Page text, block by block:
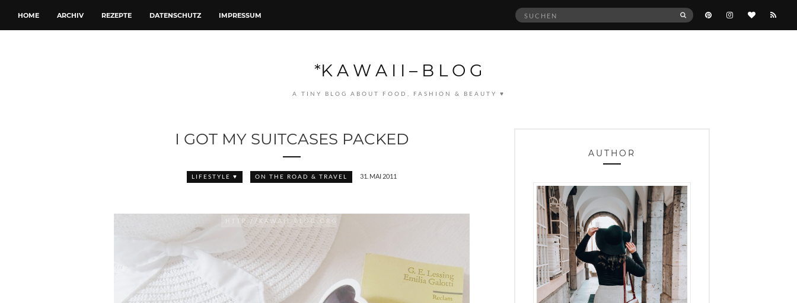
HOME ARCHIV REZEPTE DATENSCHUTZ IMPRESSUM
Suche
SUCHEN
*K A W A I I – B L O G
A TINY BLOG ABOUT FOOD, FASHION & BEAUTY ♥
I GOT MY SUITCASES PACKED
LIFESTYLE ♥ ON THE ROAD & TRAVEL 31. MAI 2011
AUTHOR